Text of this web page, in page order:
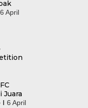
6 April
Juara
I 6 April